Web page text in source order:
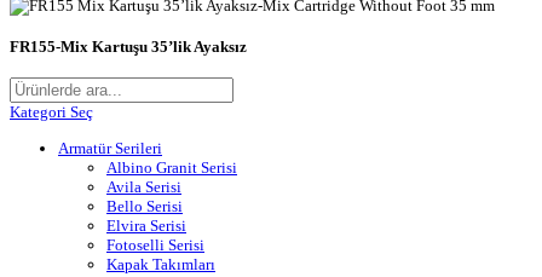
FR155-Mix Kartuşu 35’lik Ayaksız
Kategori Seç
Armatür Serileri
Albino Granit Serisi
Avila Serisi
Bello Serisi
Elvira Serisi
Fotoselli Serisi
Kapak Takımları